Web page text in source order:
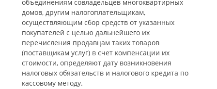
объединениям совладельцев многоквартирных
домов, другим налогоплательщикам,
осуществляющим сбор средств от указанных
покупателей с целью дальнейшего их
перечисления продавцам таких товаров
(поставщикам услуг) в счет компенсации их
стоимости, определяют дату возникновения
налоговых обязательств и налогового кредита по
кассовому методу.